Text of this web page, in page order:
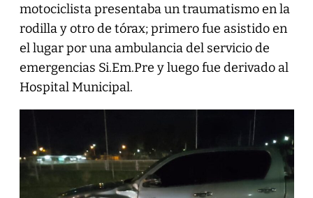
motociclista presentaba un traumatismo en la
rodilla y otro de tórax; primero fue asistido en
el lugar por una ambulancia del servicio de
emergencias Si.Em.Pre y luego fue derivado al
Hospital Municipal.